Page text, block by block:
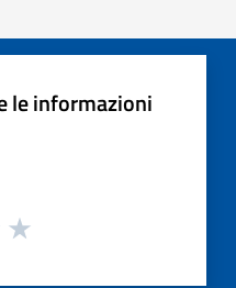
le informazioni